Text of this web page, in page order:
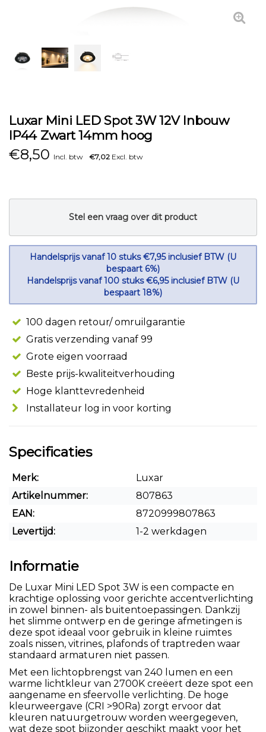
Luxar Mini LED Spot 3W 12V Inbouw
IP44 Zwart 14mm hoog
€8,50 Incl. btw €7,02 Excl. btw
Stel een vraag over dit product
Handelsprijs vanaf 10 stuks €7,95 inclusief BTW (U
bespaart 6%)
Handelsprijs vanaf 100 stuks €6,95 inclusief BTW (U
bespaart 18%)
100 dagen retour/ omruilgarantie
Gratis verzending vanaf 99
Grote eigen voorraad
Beste prijs-kwaliteitverhouding
Hoge klanttevredenheid
Installateur log in voor korting
Specificaties
Merk:
Luxar
Artikelnummer:
807863
EAN:
8720999807863
Levertijd:
1-2 werkdagen
Informatie
De Luxar Mini LED Spot 3W is een compacte en
krachtige oplossing voor gerichte accentverlichting
in zowel binnen- als buitentoepassingen. Dankzij
het slimme ontwerp en de geringe afmetingen is
deze spot ideaal voor gebruik in kleine ruimtes
zoals nissen, vitrines, plafonds of traptreden waar
standaard armaturen niet passen.
Met een lichtopbrengst van 240 lumen en een
warme lichtkleur van 2700K creëert deze spot een
aangename en sfeervolle verlichting. De hoge
kleurweergave (CRI >90Ra) zorgt ervoor dat
kleuren natuurgetrouw worden weergegeven,
wat deze spot bijzonder geschikt maakt voor het